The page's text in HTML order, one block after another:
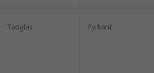
Taoglas Fyrkant